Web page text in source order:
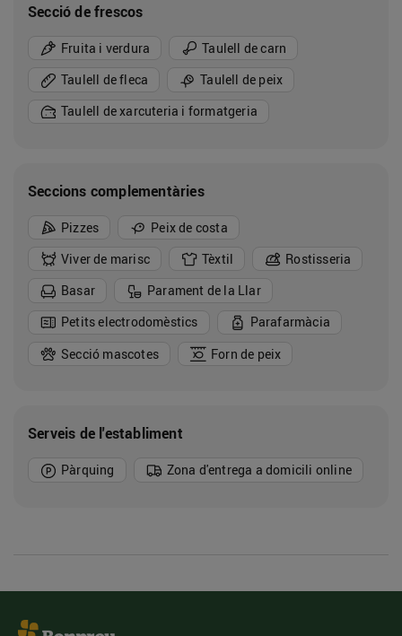
Secció de frescos
Fruita i verdura
Taulell de carn
Taulell de fleca
Taulell de peix
Taulell de xarcuteria i formatgeria
Seccions complementàries
Pizzes
Peix de costa
Viver de marisc
Tèxtil
Rostisseria
Basar
Parament de la Llar
Petits electrodomèstics
Parafarmàcia
Secció mascotes
Forn de peix
Serveis de l'establiment
Pàrquing Zona d'entrega a domicili online